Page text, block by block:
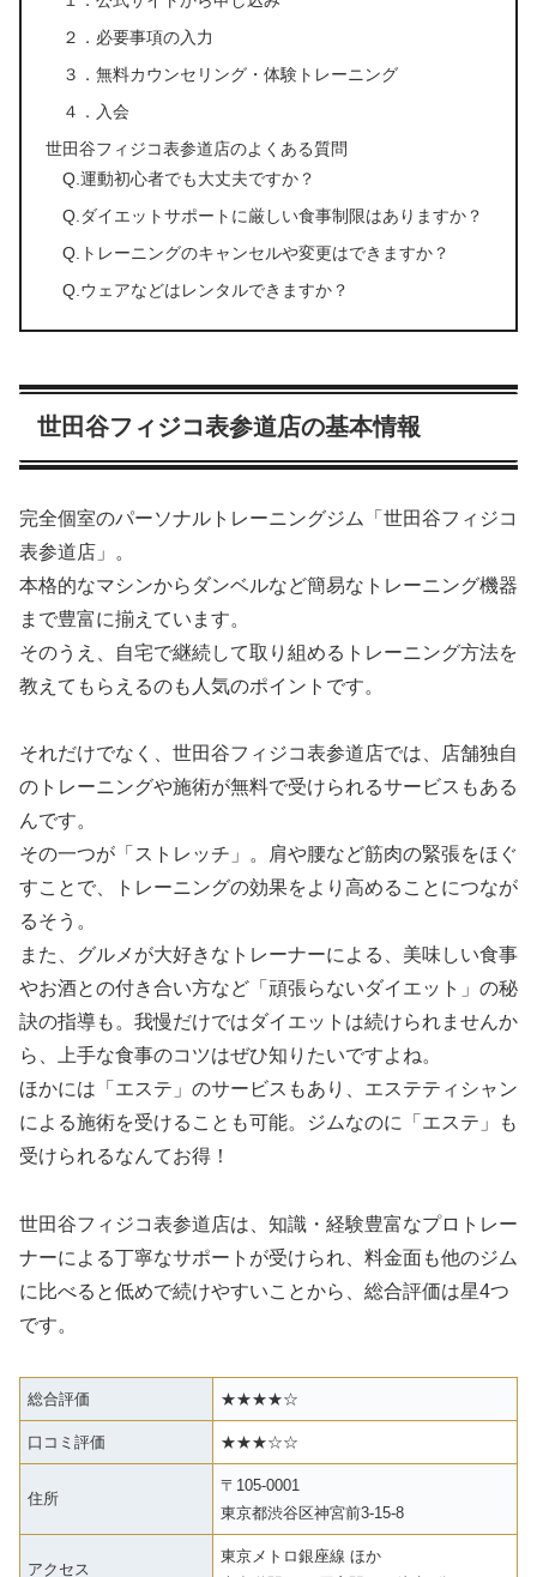
２．必要事項の入力
３．無料カウンセリング・体験トレーニング
４．入会
世田谷フィジコ表参道店のよくある質問
Q.運動初心者でも大丈夫ですか？
Q.ダイエットサポートに厳しい食事制限はありますか？
Q.トレーニングのキャンセルや変更はできますか？
Q.ウェアなどはレンタルできますか？
世田谷フィジコ表参道店の基本情報
完全個室のパーソナルトレーニングジム「世田谷フィジコ
表参道店」。
本格的なマシンからダンベルなど簡易なトレーニング機器
まで豊富に揃えています。
そのうえ、自宅で継続して取り組めるトレーニング方法を
教えてもらえるのも人気のポイントです。
それだけでなく、世田谷フィジコ表参道店では、店舗独自
のトレーニングや施術が無料で受けられるサービスもある
んです。
その一つが「ストレッチ」。肩や腰など筋肉の緊張をほぐ
すことで、トレーニングの効果をより高めることにつなが
るそう。
また、グルメが大好きなトレーナーによる、美味しい食事
やお酒との付き合い方など「頑張らないダイエット」の秘
訣の指導も。我慢だけではダイエットは続けられませんか
ら、上手な食事のコツはぜひ知りたいですよね。
ほかには「エステ」のサービスもあり、エステティシャン
による施術を受けることも可能。ジムなのに「エステ」も
受けられるなんてお得！
世田谷フィジコ表参道店は、知識・経験豊富なプロトレー
ナーによる丁寧なサポートが受けられ、料金面も他のジム
に比べると低めで続けやすいことから、総合評価は星4つ
です。
総合評価 ★★★★☆
口コミ評価 ★★★☆☆
住所
〒105-0001
東京都渋谷区神宮前3-15-8
アクセス
東京メトロ銀座線 ほか